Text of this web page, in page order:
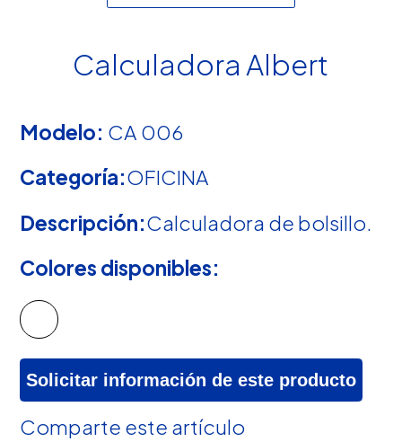
Calculadora Albert
Modelo: CA 006
Categoría:OFICINA
Descripción:Calculadora de bolsillo.
Colores disponibles:
Solicitar información de este producto
Comparte este artículo